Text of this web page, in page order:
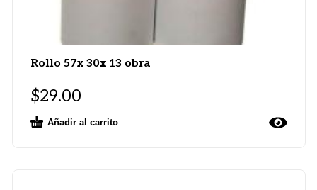
Rollo 57x 30x 13 obra
$29.00
Añadir al carrito